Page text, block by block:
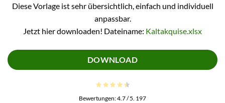
Diese Vorlage ist sehr übersichtlich, einfach und individuell
anpassbar.
Jetzt hier downloaden! Dateiname: Kaltakquise.xlsx
DOWNLOAD
Bewertungen:4.7/ 5. 197